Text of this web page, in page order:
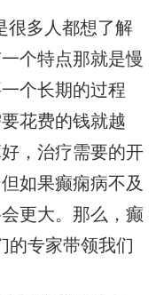
很多人都想了解
个特点那就是慢
个长期的过程
花费的钱就越
，治疗需要的开
如果癫痫病不及
更大。那么，癫
的专家带领我们